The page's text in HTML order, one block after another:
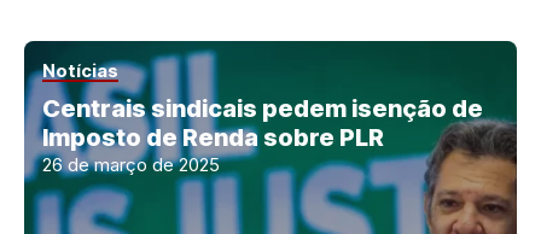
Notícias
Centrais sindicais pedem isenção de
Imposto de Renda sobre PLR
26 de março de 2025